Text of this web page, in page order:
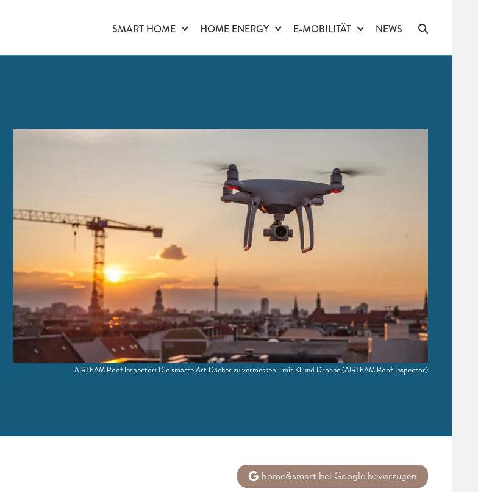
SMART HOME HOME ENERGY E-MOBILITÄT NEWS
AIRTEAM Roof Inspector: Die smarte Art Dächer zu vermessen - mit KI und Drohne(AIRTEAM Roof-Inspector)
home&smart bei Google bevorzugen